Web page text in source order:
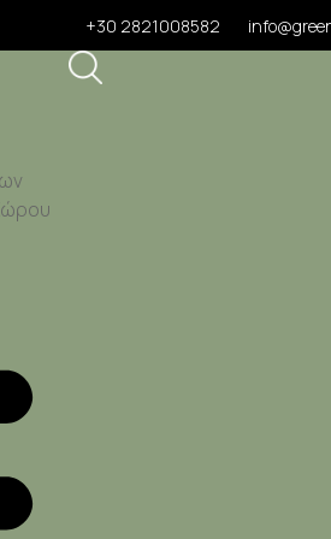
+30 2821008582